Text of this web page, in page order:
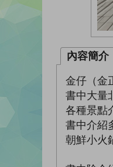
內容簡介
金仔（金
書中大量
各種景點
書中介紹
朝鮮小火